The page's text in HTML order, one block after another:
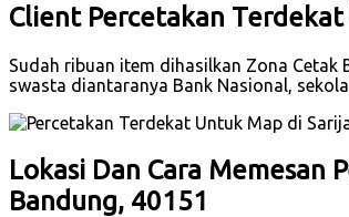
Client Percetakan
Sudah ribuan item dihasilkan Zona
swasta diantaranya Bank Nasional,
Lokasi Dan Cara Memesan
Bandung, 40151